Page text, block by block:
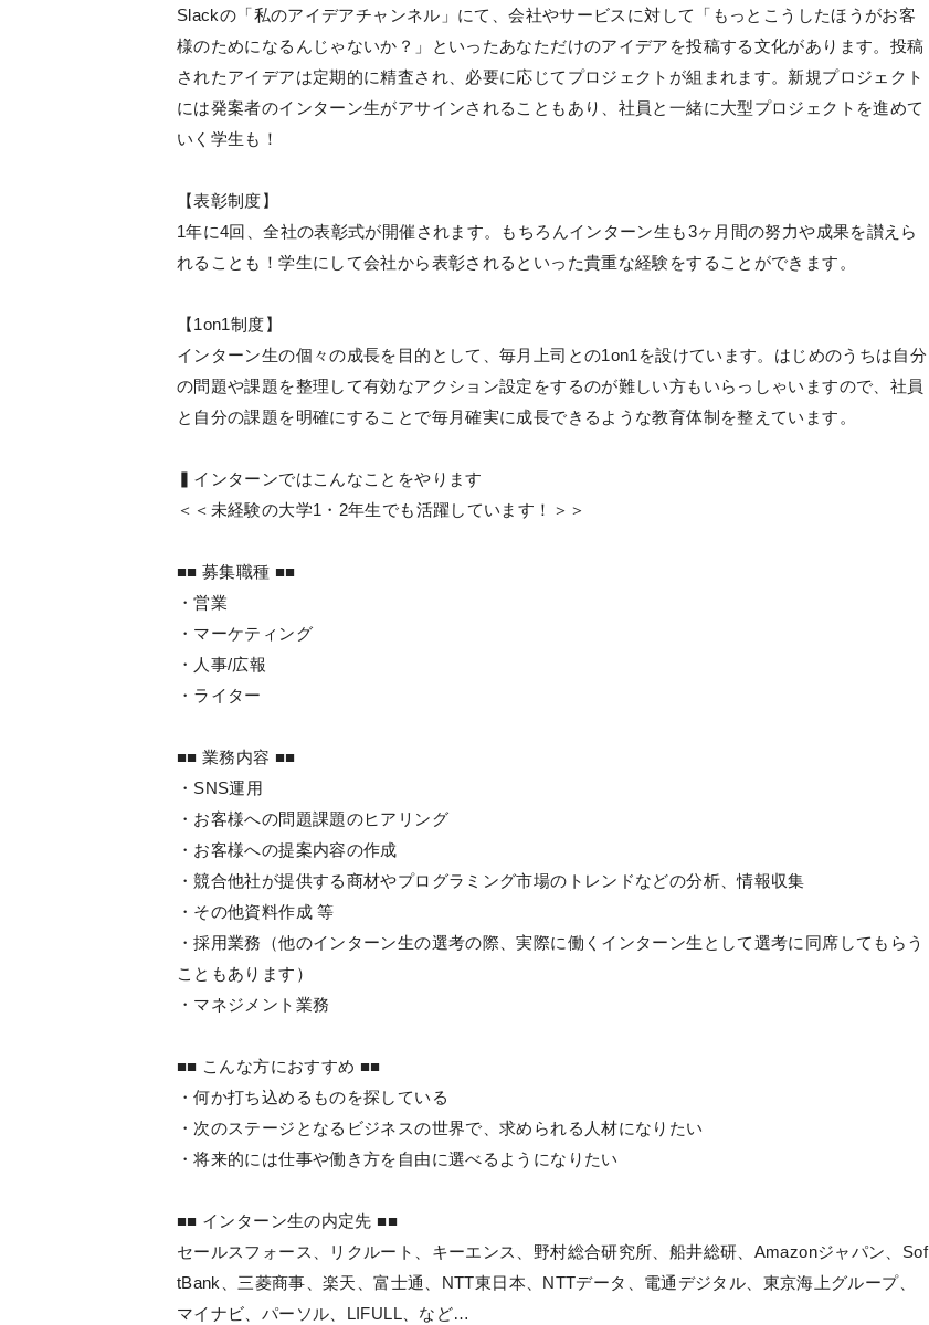
Slackの「私のアイデアチャンネル」にて、会社やサービスに対して「もっとこうしたほうがお客
様のためになるんじゃないか？」といったあなただけのアイデアを投稿する文化があります。投稿
されたアイデアは定期的に精査され、必要に応じてプロジェクトが組まれます。新規プロジェクト
には発案者のインターン生がアサインされることもあり、社員と一緒に大型プロジェクトを進めて
いく学生も！
【表彰制度】
1年に4回、全社の表彰式が開催されます。もちろんインターン生も3ヶ月間の努力や成果を讃えら
れることも！学生にして会社から表彰されるといった貴重な経験をすることができます。
【1on1制度】
インターン生の個々の成長を目的として、毎月上司との1on1を設けています。はじめのうちは自分
の問題や課題を整理して有効なアクション設定をするのが難しい方もいらっしゃいますので、社員
と自分の課題を明確にすることで毎月確実に成長できるような教育体制を整えています。
▍インターンではこんなことをやります
＜＜未経験の大学1・2年生でも活躍しています！＞＞
■■ 募集職種 ■■
・営業
・マーケティング
・人事/広報
・ライター
■■ 業務内容 ■■
・SNS運用
・お客様への問題課題のヒアリング
・お客様への提案内容の作成
・競合他社が提供する商材やプログラミング市場のトレンドなどの分析、情報収集
・その他資料作成 等
・採用業務（他のインターン生の選考の際、実際に働くインターン生として選考に同席してもらう
こともあります）
・マネジメント業務
■■ こんな方におすすめ ■■
・何か打ち込めるものを探している
・次のステージとなるビジネスの世界で、求められる人材になりたい
・将来的には仕事や働き方を自由に選べるようになりたい
■■ インターン生の内定先 ■■
セールスフォース、リクルート、キーエンス、野村総合研究所、船井総研、Amazonジャパン、Sof
tBank、三菱商事、楽天、富士通、NTT東日本、NTTデータ、電通デジタル、東京海上グループ、
マイナビ、パーソル、LIFULL、など…